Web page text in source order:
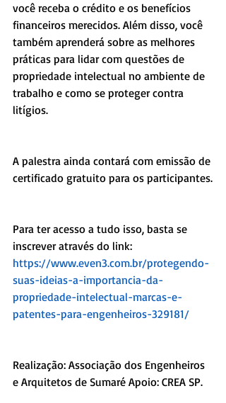
você receba o crédito e os benefícios
financeiros merecidos. Além disso, você
também aprenderá sobre as melhores
práticas para lidar com questões de
propriedade intelectual no ambiente de
trabalho e como se proteger contra
litígios.
A palestra ainda contará com emissão de
certificado gratuito para os participantes.
Para ter acesso a tudo isso, basta se
inscrever através do link:
https://www.even3.com.br/protegendo-
suas-ideias-a-importancia-da-
propriedade-intelectual-marcas-e-
patentes-para-engenheiros-329181/
Realização: Associação dos Engenheiros
e Arquitetos de Sumaré Apoio: CREA SP.